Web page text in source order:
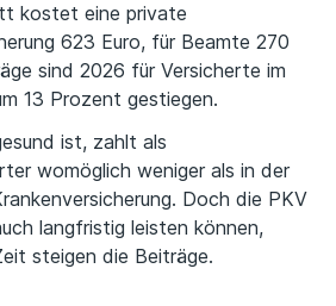
kostet eine private
623 Euro, für Beamte 270
sind 2026 für Versicherte im
13 Prozent gestiegen.
ist, zahlt als
womöglich weniger als in der
Doch die PKV
langfristig leisten können,
steigen die Beiträge.